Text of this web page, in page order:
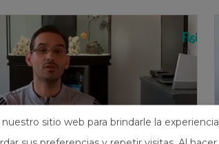
sitio web para brindarle la experiencia